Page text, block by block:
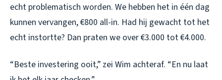
echt problematisch worden. We hebben het in één dag
kunnen vervangen, €800 all-in. Had hij gewacht tot het
echt instortte? Dan praten we over €3.000 tot €4.000.
“Beste investering ooit,” zei Wim achteraf. “En nu laat